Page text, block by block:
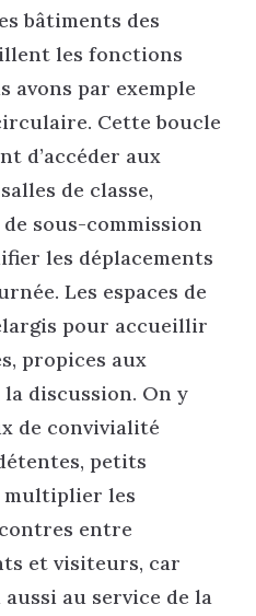
bâtiments des
les fonctions
avons par exemple
Cette boucle
d’accéder aux
de classe,
sous-commission
les déplacements
Les espaces de
pour accueillir
propices aux
discussion. On y
de convivialité
petits
multiplier les
entre
et visiteurs, car
au service de la